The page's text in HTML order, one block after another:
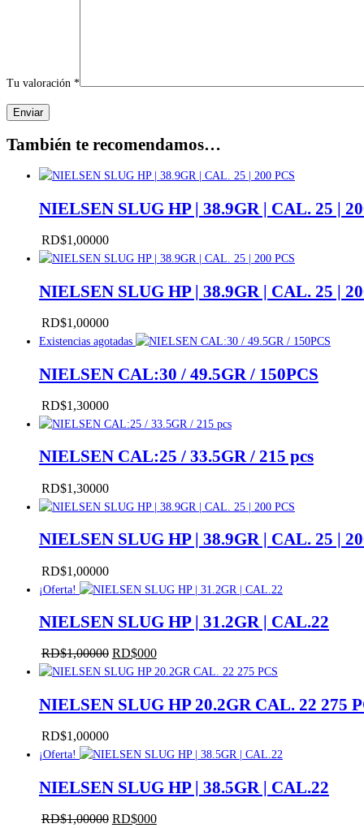
Tu valoración *
También te recomendamos…
NIELSEN SLUG HP | 38.9GR | CAL. 25 |
RD$1,00000
NIELSEN SLUG HP | 38.9GR | CAL. 25 |
RD$1,00000
Existencias agotadas
NIELSEN CAL:30 / 49.5GR / 150PCS
RD$1,30000
NIELSEN CAL:25 / 33.5GR / 215 pcs
RD$1,30000
NIELSEN SLUG HP | 38.9GR | CAL. 25 |
RD$1,00000
¡Oferta!
NIELSEN SLUG HP | 31.2GR | CAL.22
RD$1,00000 El
precio
era:
RD$000El
precio
es:
NIELSEN SLUG HP 20.2GR CAL. 22 275
RD$1,00000
¡Oferta!
NIELSEN SLUG HP | 38.5GR | CAL.22
RD$1,00000 El
RD$000El